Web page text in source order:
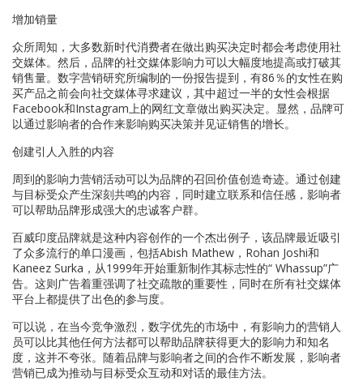
增加销量
众所周知，大多数新时代消费者在做出购买决定时都会考虑使用社
交媒体。然后，品牌的社交媒体影响力可以大幅度地提高或打破其
销售量。数字营销研究所编制的一份报告提到，有86％的女性在购
买产品之前会向社交媒体寻求建议，其中超过一半的女性会根据
Facebook和Instagram上的网红文章做出购买决定。显然，品牌可
以通过影响者的合作来影响购买决策并见证销售的增长。
创建引人入胜的内容
周到的影响力营销活动可以为品牌的召回价值创造奇迹。通过创建
与目标受众产生深刻共鸣的内容，同时建立联系和信任感，影响者
可以帮助品牌形成强大的忠诚客户群。
百威印度品牌就是这种内容创作的一个杰出例子，该品牌最近吸引
了众多流行的单口漫画，包括Abish Mathew，Rohan Joshi和
Kaneez Surka，从1999年开始重新制作其标志性的“ Whassup”广
告。这则广告着重强调了社交疏散的重要性，同时在所有社交媒体
平台上都提供了出色的参与度。
可以说，在当今竞争激烈，数字优先的市场中，有影响力的营销人
员可以比其他任何方法都可以帮助品牌获得更大的影响力和知名
度，这并不夸张。随着品牌与影响者之间的合作不断发展，影响者
营销已成为推动与目标受众互动和对话的最佳方法。